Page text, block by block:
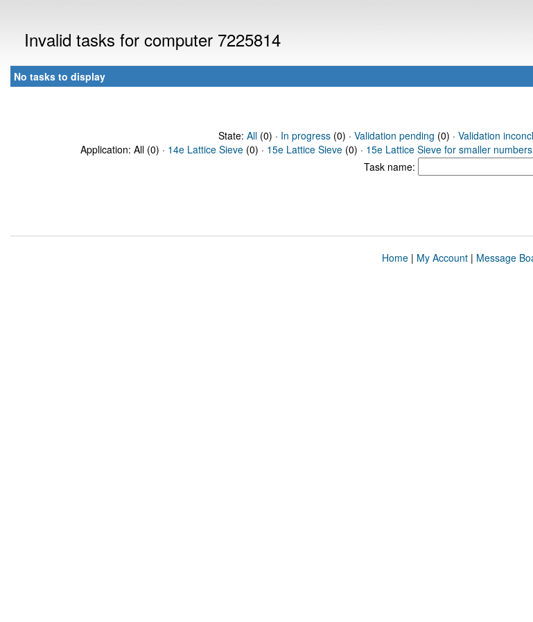
Invalid tasks for computer 7225814
No tasks to display
State: All(0) · In progress(0) · Validation pending (0) · Validation
Application: All (0) · 14e Lattice Sieve (0) · 15e Lattice Sieve (0) · 15e Lattice Sieve for smaller numbers
Task name:
Home| My Account| Message